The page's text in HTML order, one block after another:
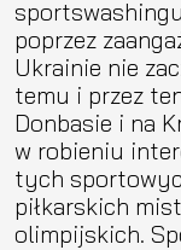
poprzez
Ukrainie nie
temu i przez
Donbasie i na
w robieniu
tych
piłkarskich
olimpijskich.